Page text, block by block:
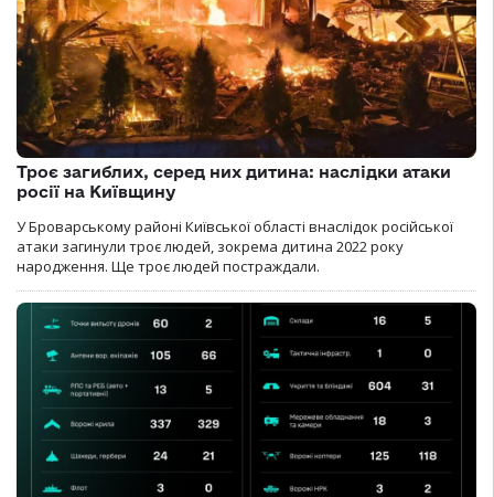
Троє загиблих, серед них дитина: наслідки атаки
росії на Київщину
У Броварському районі Київської області внаслідок російської
атаки загинули троє людей, зокрема дитина 2022 року
народження. Ще троє людей постраждали.